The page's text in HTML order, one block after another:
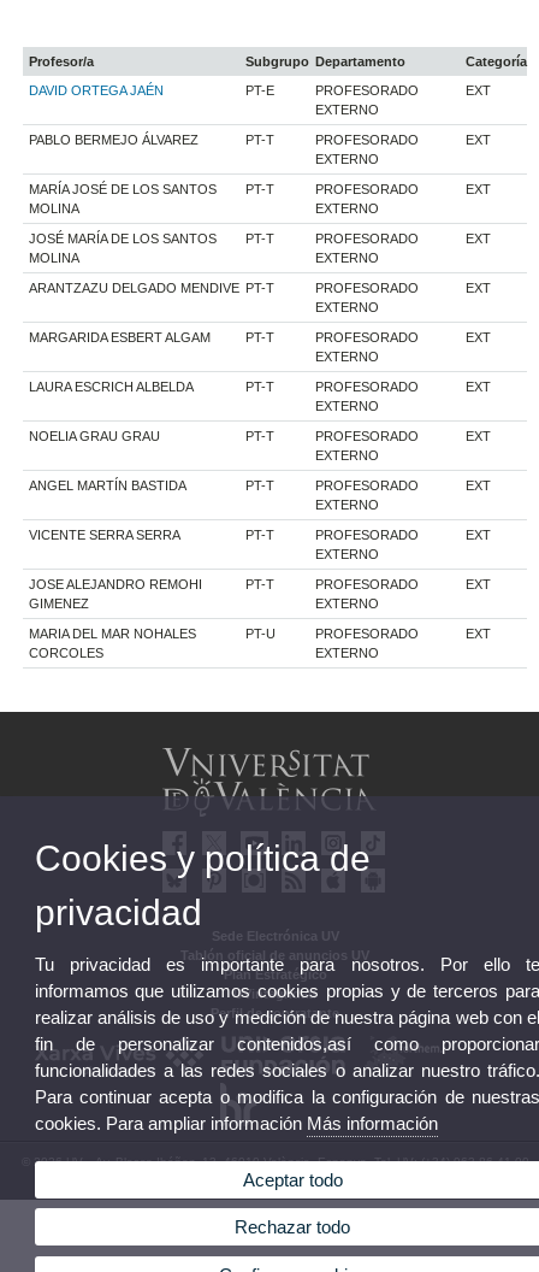
Profesor/a Subgrupo Departamento
Categoría
DAVID ORTEGA JAÉN
PT-E
PROFESORADO
EXTERNO
EXT
PABLO BERMEJO ÁLVAREZ PT-T
PROFESORADO
EXTERNO
EXT
MARÍA JOSÉ DE LOS SANTOS
MOLINA
PT-T
PROFESORADO
EXTERNO
EXT
JOSÉ MARÍA DE LOS SANTOS
MOLINA
PT-T
PROFESORADO
EXTERNO
EXT
ARANTZAZU DELGADO MENDIVE PT-T
PROFESORADO
EXTERNO
EXT
MARGARIDA ESBERT ALGAM PT-T
PROFESORADO
EXTERNO
EXT
LAURA ESCRICH ALBELDA PT-T
PROFESORADO
EXTERNO
EXT
NOELIA GRAU GRAU PT-T
PROFESORADO
EXTERNO
EXT
ANGEL MARTÍN BASTIDA PT-T
PROFESORADO
EXTERNO
EXT
VICENTE SERRA SERRA PT-T
PROFESORADO
EXTERNO
EXT
JOSE ALEJANDRO REMOHI
GIMENEZ
PT-T
PROFESORADO
EXTERNO
EXT
MARIA DEL MAR NOHALES
CORCOLES
PT-U
PROFESORADO
EXTERNO
EXT
Sede Electrónica UV
Tablón oficial de anuncios UV
Plan Estratégico
UVintegridad
Perfil de contratante
© 2026 UV. - Av. Blasco Ibáñez, 13. 46010 València. Espanya. Tel. UV: (+34) 963 86 41 00
Política privacidad| Cookies
Cookies y política de
privacidad
Tu privacidad es importante para nosotros. Por ello
informamos que utilizamos cookies propias y de terceros
realizar análisis de uso y medición de nuestra página web con
fin de personalizar contenidos,así como
funcionalidades a las redes sociales o analizar nuestro
Para continuar acepta o modifica la configuración de
cookies. Para ampliar información Más información
Aceptar todo
Rechazar todo